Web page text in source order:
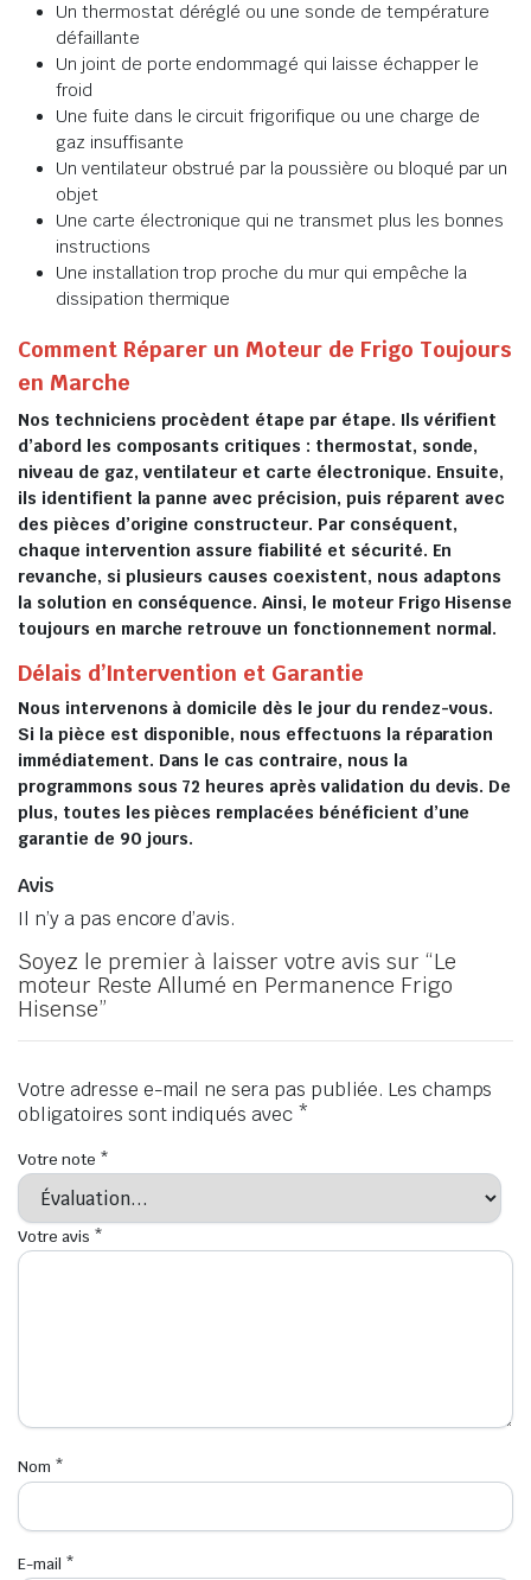
Un thermostat déréglé ou une sonde de température
défaillante
Un joint de porte endommagé qui laisse échapper le
froid
Une fuite dans le circuit frigorifique ou une charge de
gaz insuffisante
Un ventilateur obstrué par la poussière ou bloqué par un
objet
Une carte électronique qui ne transmet plus les bonnes
instructions
Une installation trop proche du mur qui empêche la
dissipation thermique
Comment Réparer un Moteur de Frigo Toujours
en Marche
Nos techniciens procèdent étape par étape. Ils vérifient
d’abord les composants critiques : thermostat, sonde,
niveau de gaz, ventilateur et carte électronique. Ensuite,
ils identifient la panne avec précision, puis réparent avec
des pièces d’origine constructeur. Par conséquent,
chaque intervention assure fiabilité et sécurité. En
revanche, si plusieurs causes coexistent, nous adaptons
la solution en conséquence. Ainsi, le moteur Frigo Hisense
toujours en marche retrouve un fonctionnement normal.
Délais d’Intervention et Garantie
Nous intervenons à domicile dès le jour du rendez-vous.
Si la pièce est disponible, nous effectuons la réparation
immédiatement. Dans le cas contraire, nous la
programmons sous 72 heures après validation du devis. De
plus, toutes les pièces remplacées bénéficient d’une
garantie de 90 jours.
Avis
Il n’y a pas encore d’avis.
Soyez le premier à laisser votre avis sur “Le
moteur Reste Allumé en Permanence Frigo
Hisense”
Votre adresse e-mail ne sera pas publiée. Les champs
obligatoires sont indiqués avec *
Votre note *
Votre avis *
Nom *
E-mail *